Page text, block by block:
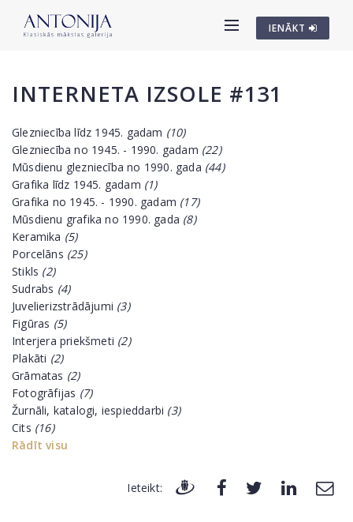
IENĀKT
INTERNETA IZSOLE #131
Glezniecība līdz 1945. gadam (10)
Glezniecība no 1945. - 1990. gadam (22)
Mūsdienu glezniecība no 1990. gada (44)
Grafika līdz 1945. gadam (1)
Grafika no 1945. - 1990. gadam (17)
Mūsdienu grafika no 1990. gada (8)
Keramika (5)
Porcelāns (25)
Stikls (2)
Sudrabs (4)
Juvelierizstrādājumi (3)
Figūras (5)
Interjera priekšmeti (2)
Plakāti (2)
Grāmatas (2)
Fotogrāfijas (7)
Žurnāli, katalogi, iespieddarbi (3)
Cits (16)
Rādīt visu
Ieteikt: